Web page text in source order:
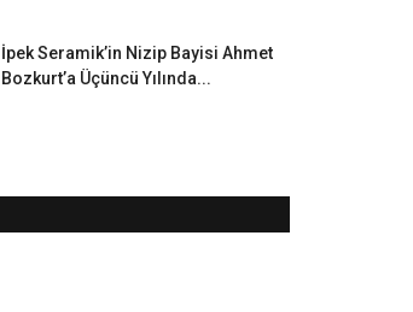
İpek Seramik’in Nizip Bayisi Ahmet
Bozkurt’a Üçüncü Yılında...